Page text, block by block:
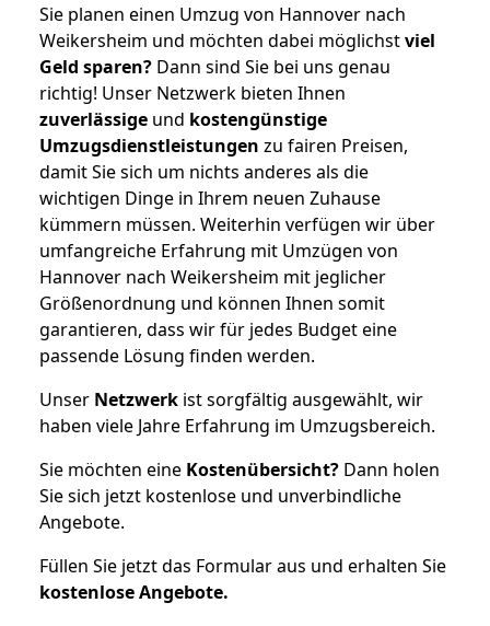
Sie planen einen Umzug von Hannover nach
Weikersheim und möchten dabei möglichstviel
Geld sparen? Dann sind Sie bei uns genau
richtig! Unser Netzwerk bieten Ihnen
zuverlässige und kostengünstige
Umzugsdienstleistungen zu fairen Preisen,
damit Sie sich um nichts anderes als die
wichtigen Dinge in Ihrem neuen Zuhause
kümmern müssen. Weiterhin verfügen wir über
umfangreiche Erfahrung mit Umzügen von
Hannover nach Weikersheim mit jeglicher
Größenordnung und können Ihnen somit
garantieren, dass wir für jedes Budget eine
passende Lösung finden werden.
Unser Netzwerk ist sorgfältig ausgewählt, wir
haben viele Jahre Erfahrung im Umzugsbereich.
Sie möchten eine Kostenübersicht? Dann holen
Sie sich jetzt kostenlose und unverbindliche
Angebote.
Füllen Sie jetzt das Formular aus und erhalten Sie
kostenloseAngebote.